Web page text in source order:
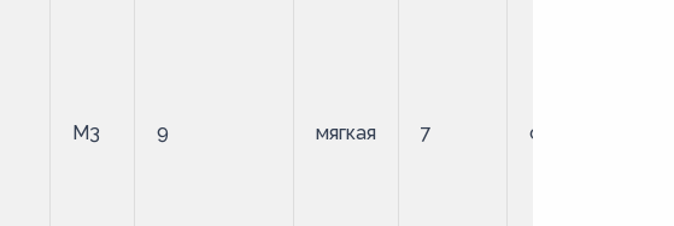
М3 9 мягкая 7 стандартный